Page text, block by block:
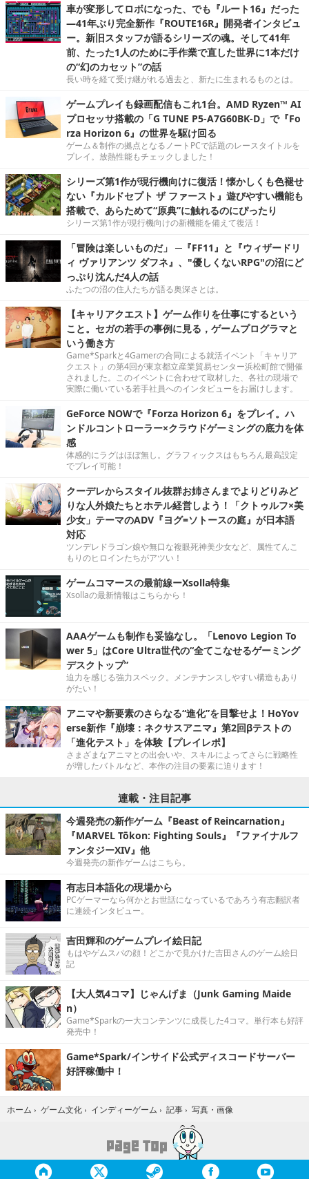
車が変形してロボになった、でも『ルート16』だった
―41年ぶり完全新作『ROUTE16R』開発者インタビュ
ー。新旧スタッフが語るシリーズの魂。そして41年
前、たった1人のために手作業で直した世界に1本だけ
の“幻のカセット”の話
長い時を経て受け継がれる過去と、新たに生まれるものとは。
ゲームプレイも録画配信もこれ1台。AMD Ryzen™ AI
プロセッサ搭載の「G TUNE P5-A7G60BK-D」で『Fo
rza Horizon 6』の世界を駆け回る
ゲーム＆制作の拠点となるノートPCで話題のレースタイトルを
プレイ。放熱性能もチェックしました！
シリーズ第1作が現行機向けに復活！懐かしくも色褪せ
ない『カルドセプト ザ ファースト』遊びやすい機能も
搭載で、あらためて“原典”に触れるのにぴったり
シリーズ第1作が現行機向けの新機能を備えて復活！
「冒険は楽しいものだ」 ─『FF11』と『ウィザードリ
ィ ヴァリアンツ ダフネ』、"優しくないRPG"の沼にど
っぷり沈んだ4人の話
ふたつの沼の住人たちが語る奥深さとは。
【キャリアクエスト】ゲーム作りを仕事にするという
こと。セガの若手の事例に見る，ゲームプログラマと
いう働き方
Game*Sparkと4Gamerの合同による就活イベント「キャリア
クエスト」の第4回が東京都立産業貿易センター浜松町館で開催
されました。このイベントに合わせて取材した、各社の現場で
実際に働いている若手社員へのインタビューをお届けします。
GeForce NOWで『Forza Horizon 6』をプレイ。ハ
ンドルコントローラー×クラウドゲーミングの底力を体
感
体感的にラグはほぼ無し。グラフィックスはもちろん最高設定
でプレイ可能！
クーデレからスタイル抜群お姉さんまでよりどりみど
りな人外娘たちとホテル経営しよう！「クトゥルフ×美
少女」テーマのADV『ヨグ=ソトースの庭』が日本語
対応
ツンデレドラゴン娘や無口な複眼死神美少女など、属性てんこ
もりのヒロインたちがアツい！
ゲームコマースの最前線ーXsolla特集
Xsollaの最新情報はこちらから！
AAAゲームも制作も妥協なし。「Lenovo Legion To
wer 5」はCore Ultra世代の“全てこなせるゲーミング
デスクトップ”
迫力を感じる強力スペック。メンテナンスしやすい構造もあり
がたい！
アニマや新要素のさらなる“進化”を目撃せよ！HoYov
erse新作『崩壊：ネクサスアニマ』第2回βテストの
「進化テスト」を体験【プレイレポ】
さまざまなアニマとの出会いや、スキルによってさらに戦略性
が増したバトルなど、本作の注目の要素に迫ります！
連載・注目記事
今週発売の新作ゲーム『Beast of Reincarnation』
『MARVEL Tōkon: Fighting Souls』『ファイナルフ
ァンタジーXIV』他
今週発売の新作ゲームはこちら。
有志日本語化の現場から
PCゲーマーなら何かとお世話になっているであろう有志翻訳者
に連続インタビュー。
吉田輝和のゲームプレイ絵日記
もはやゲムスパの顔！どこかで見かけた吉田さんのゲーム絵日
記
【大人気4コマ】じゃんげま（Junk Gaming Maide
n）
Game*Sparkの一大コンテンツに成長した4コマ。単行本も好評
発売中！
Game*Spark/インサイド公式ディスコードサーバー
好評稼働中！
ホーム › ゲーム文化 › インディーゲーム › 記事 › 写真・画像